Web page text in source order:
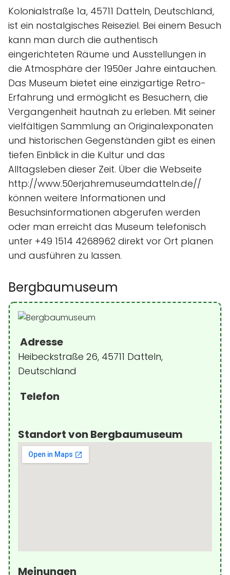
Kolonialstraße 1a, 45711 Datteln, Deutschland,
ist ein nostalgisches Reiseziel. Bei einem Besuch
kann man durch die authentisch
eingerichteten Räume und Ausstellungen in
die Atmosphäre der 1950er Jahre eintauchen.
Das Museum bietet eine einzigartige Retro-
Erfahrung und ermöglicht es Besuchern, die
Vergangenheit hautnah zu erleben. Mit seiner
vielfältigen Sammlung an Originalexponaten
und historischen Gegenständen gibt es einen
tiefen Einblick in die Kultur und das
Alltagsleben dieser Zeit. Über die Webseite
http://www.50erjahremuseumdatteln.de//
können weitere Informationen und
Besuchsinformationen abgerufen werden
oder man erreicht das Museum telefonisch
unter +49 1514 4268962 direkt vor Ort planen
und ausführen zu lassen.
Bergbaumuseum
Adresse
Heibeckstraße 26, 45711 Datteln,
Deutschland
Telefon
Standort von Bergbaumuseum
Meinungen